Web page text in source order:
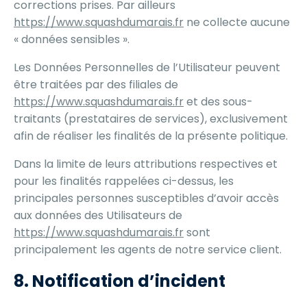
corrections prises. Par ailleurs
https://www.squashdumarais.fr ne collecte aucune
« données sensibles ».
Les Données Personnelles de l’Utilisateur peuvent
être traitées par des filiales de
https://www.squashdumarais.fret des sous-
traitants (prestataires de services), exclusivement
afin de réaliser les finalités de la présente politique.
Dans la limite de leurs attributions respectives et
pour les finalités rappelées ci-dessus, les
principales personnes susceptibles d’avoir accès
aux données des Utilisateurs de
https://www.squashdumarais.frsont
principalement les agents de notre service client.
8. Notification d’incident